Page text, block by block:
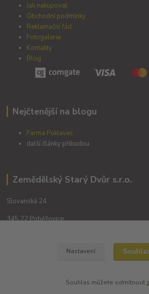
Jak nakupovat
Obchodní podmínky
Reklamační řád
Fotogalerie
Kontakty
Blog
Nejčtenější na blogu
Farma Puklavec
další články přibudou
Zemědělský Starý Dvůr s.r.o.
Slovanská 24
345 22 Poběžovice
Nastavení
Souhlas můžete odmítnout